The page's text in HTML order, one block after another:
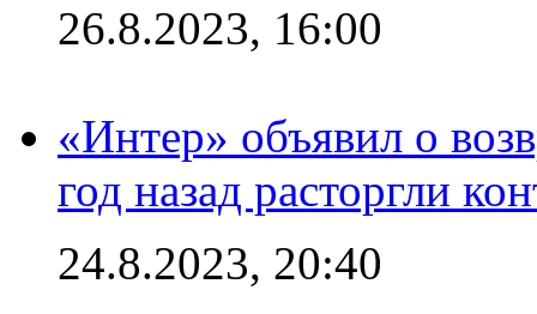
26.8.2023, 16:00
«Интер» объявил о
год назад расторгли
24.8.2023, 20:40